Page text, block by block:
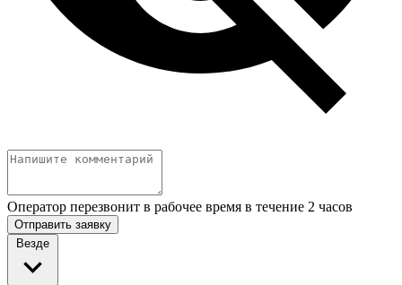
Оператор перезвонит в рабочее время в течение 2 часов
Отправить заявку
Везде